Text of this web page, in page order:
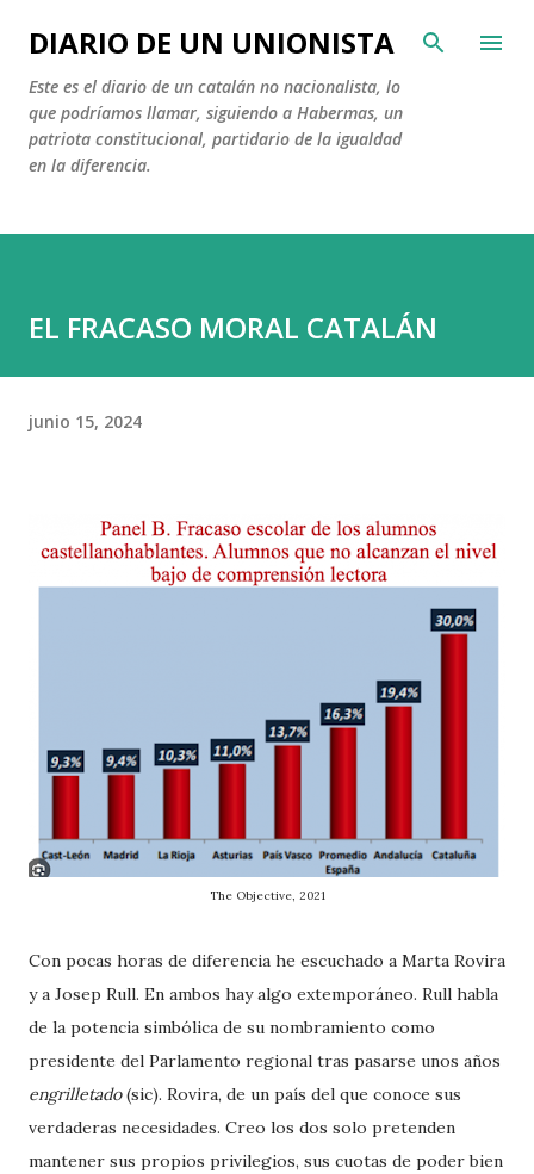
Ir al contenido principal
DIARIO DE UN UNIONISTA
Este es el diario de un catalán no nacionalista, lo
que podríamos llamar, siguiendo a Habermas, un
patriota constitucional, partidario de la igualdad
en la diferencia.
EL FRACASO MORAL CATALÁN
junio 15, 2024
The Objective, 2021
Con pocas horas de diferencia he escuchado a Marta Rovira
y a Josep Rull. En ambos hay algo extemporáneo. Rull habla
de la potencia simbólica de su nombramiento como
presidente del Parlamento regional tras pasarse unos años
engrilletado(sic). Rovira, de un país del que conoce sus
verdaderas necesidades. Creo los dos solo pretenden
mantener sus propios privilegios, sus cuotas de poder bien